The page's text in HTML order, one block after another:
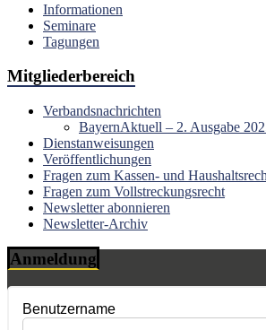
Informationen
Seminare
Tagungen
Mitgliederbereich
Verbandsnachrichten
BayernAktuell – 2. Ausgabe
Dienstanweisungen
Veröffentlichungen
Fragen zum Kassen- und
Fragen zum Vollstreckungsrecht
Newsletter abonnieren
Newsletter-Archiv
Anmeldung
Benutzername